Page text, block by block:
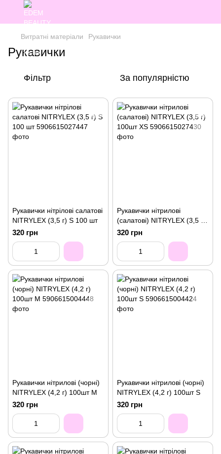
Витратні матеріали Рукавички
Рукавички
Фільтр За популярністю
Рукавички нітрілові салатові
NITRYLEX (3,5 г) S 100 шт
320 грн
Рукавички нітрилові
(салатові) NITRYLEX (3,5 г)
100шт XS
320 грн
Рукавички нітрилові (чорні)
NITRYLEX (4,2 г) 100шт M
320 грн
Рукавички нітрилові (чорні)
NITRYLEX (4,2 г) 100шт S
320 грн